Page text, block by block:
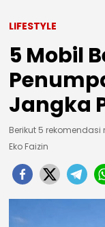
LIFESTYLE
5 Mobil
Jangka
Berikut 5
Eko Faizin